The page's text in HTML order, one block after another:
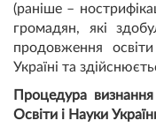
(раніше –
громадян, які
продовження
Україні та
Процедура визнання
Освіти і Науки